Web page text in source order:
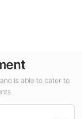
is able to cater to